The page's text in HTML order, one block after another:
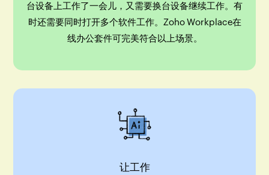
台设备上工作了一会儿，又需要换台设备继续工作。有
时还需要同时打开多个软件工作。Zoho Workplace在
线办公套件可完美符合以上场景。
让工作